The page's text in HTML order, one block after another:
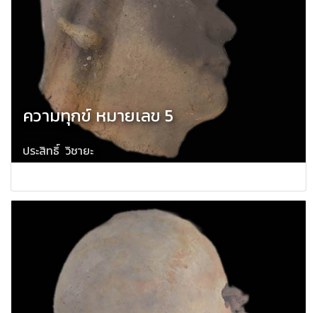
ความทุกข์ หมายเลข 5
ประสิทธิ์ วิชายะ